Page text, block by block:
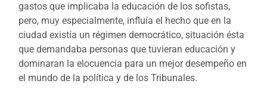
gastos que implicaba la educación de los sofistas,
pero, muy especialmente, influía el hecho que en la
ciudad existía un régimen democrático, situación ésta
que demandaba personas que tuvieran educación y
dominaran la elocuencia para un mejor desempeño en
el mundo de la política y de los Tribunales.